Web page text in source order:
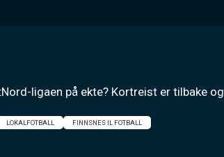
ligaen på ekte? Kortreist er tilbake og
LOKALFOTBALL FINNSNES IL FOTBALL